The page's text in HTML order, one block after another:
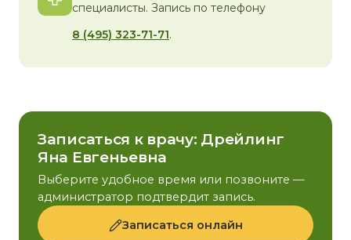
специалисты. Запись по телефону
8 (495) 323-71-71.
Записаться к врачу: Дрейлинг
Яна Евгеньевна
Выберите удобное время или позвоните —
администратор подтвердит запись.
Записаться онлайн